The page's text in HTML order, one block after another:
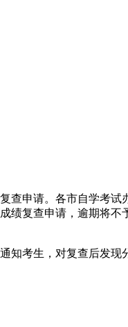
查申请。各市自学考试
绩复查申请，逾期将
知考生，对复查后发